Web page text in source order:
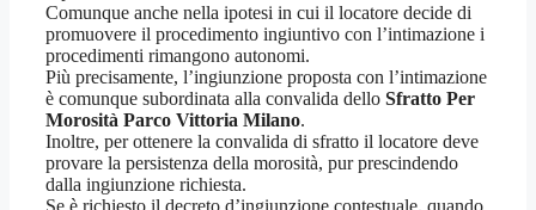
Comunque anche nella ipotesi in cui il locatore decide di
promuovere il procedimento ingiuntivo con l’intimazione i
procedimenti rimangono autonomi.
Più precisamente, l’ingiunzione proposta con l’intimazione
è comunque subordinata alla convalida dello Sfratto Per
Morosità Parco Vittoria Milano.
Inoltre, per ottenere la convalida di sfratto il locatore deve
provare la persistenza della morosità, pur prescindendo
dalla ingiunzione richiesta.